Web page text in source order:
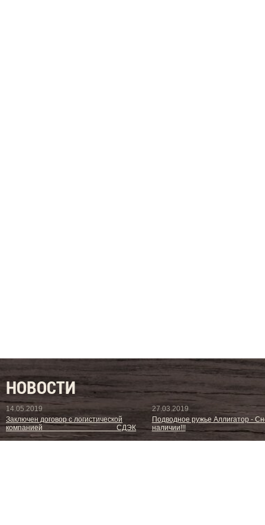
НОВОСТИ
14.05.2019
Заключен договор с логистической
компанией СДЭК
27.03.2019
Подводное ружье Аллигатор -
наличии!!!